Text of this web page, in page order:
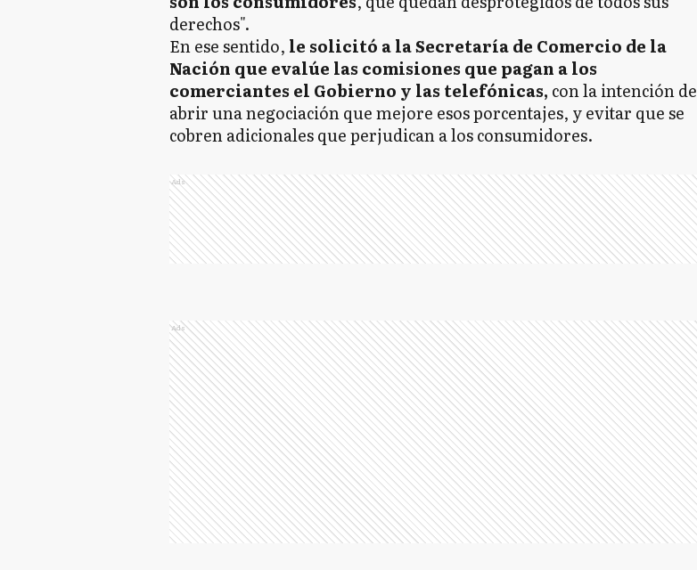
derechos".
En ese sentido, le solicitó a la Secretaría de Comercio de la
Nación que evalúe las comisiones que pagan a los
comerciantes el Gobierno y las telefónicas, con la intención de
abrir una negociación que mejore esos porcentajes, y evitar que se
cobren adicionales que perjudican a los consumidores.
Ads
Ads